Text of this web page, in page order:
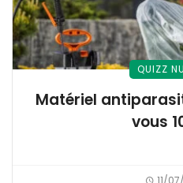
QUIZZ
Matériel
vous
11/